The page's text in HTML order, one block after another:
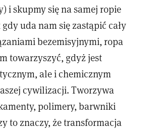
i skupmy się na samej ropie
uda nam się zastąpić cały
bezemisyjnymi, ropa
towarzyszyć, gdyż jest
ale i chemicznym
cywilizacji. Tworzywa
polimery, barwniki
to znaczy, że transformacja